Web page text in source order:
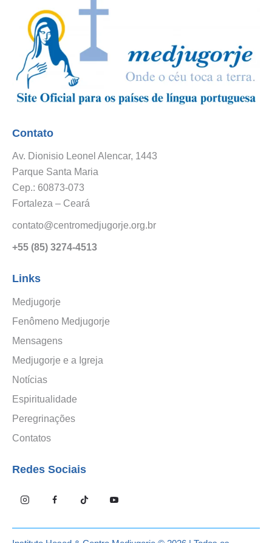
Contato
Av. Dionisio Leonel Alencar, 1443
Parque Santa Maria
Cep.: 60873-073
Fortaleza – Ceará
contato@centromedjugorje.org.br
+55 (85) 3274-4513
Links
Medjugorje
Fenômeno Medjugorje
Mensagens
Medjugorje e a Igreja
Notícias
Espiritualidade
Peregrinações
Contatos
Redes Sociais